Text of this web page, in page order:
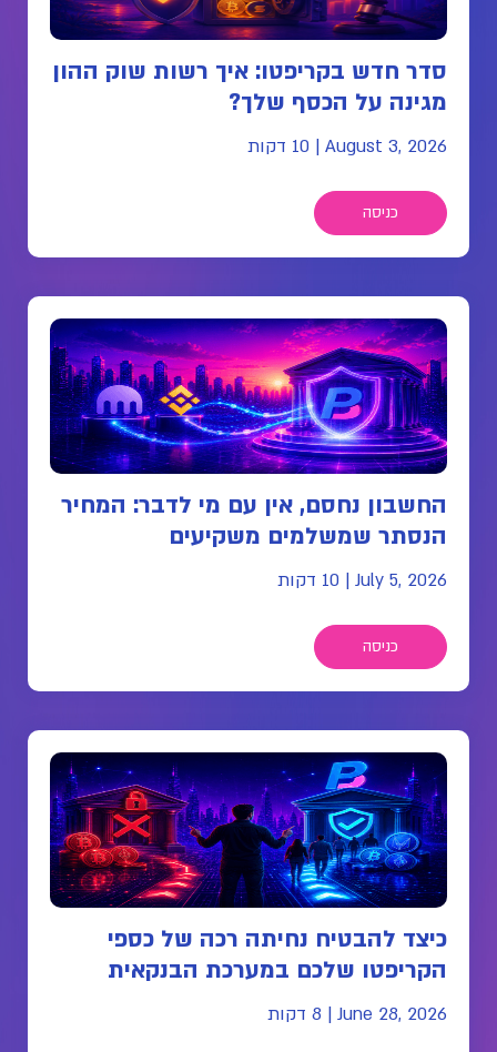
סדר חדש בקריפטו: איך רשות שוק ההון
מגינה על הכסף שלך?
August 3, 2026
| 10 דקות
כניסה
החשבון נחסם, אין עם מי לדבר: המחיר
הנסתר שמשלמים משקיעים
July 5, 2026
| 10 דקות
כניסה
כיצד להבטיח נחיתה רכה של כספי
הקריפטו שלכם במערכת הבנקאית
June 28, 2026
| 8 דקות